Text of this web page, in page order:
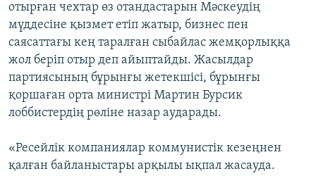
отырған чехтар өз отандастарын Мәскеудің
мүддесіне қызмет етіп жатыр, бизнес пен
саясаттағы кең таралған сыбайлас жемқорлыққа
жол беріп отыр деп айыптайды. Жасылдар
партиясының бұрынғы жетекшісі, бұрынғы
қоршаған орта министрі Мартин Бурсик
лоббистердің рөліне назар аударады.
«Ресейлік компаниялар коммунистік кезеңнен
қалған байланыстары арқылы ықпал жасауда.